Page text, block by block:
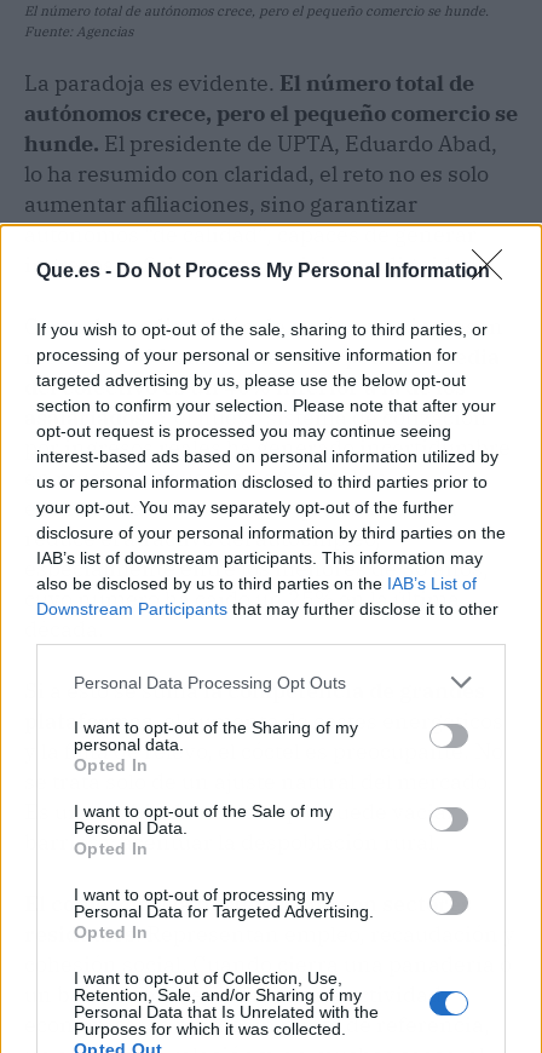
Que.es - Do Not Process My Personal Information
If you wish to opt-out of the sale, sharing to third parties, or
processing of your personal or sensitive information for
targeted advertising by us, please use the below opt-out
section to confirm your selection. Please note that after your
opt-out request is processed you may continue seeing
interest-based ads based on personal information utilized by
us or personal information disclosed to third parties prior to
your opt-out. You may separately opt-out of the further
disclosure of your personal information by third parties on the
IAB’s list of downstream participants. This information may
also be disclosed by us to third parties on the IAB’s List of
Downstream Participants that may further disclose it to other
Personal Data Processing Opt Outs
I want to opt-out of the Sharing of my
personal data.
Opted In
I want to opt-out of the Sale of my
Personal Data.
Opted In
I want to opt-out of processing my
Personal Data for Targeted Advertising.
Opted In
I want to opt-out of Collection, Use,
Retention, Sale, and/or Sharing of my
Personal Data that Is Unrelated with the
Purposes for which it was collected.
El número total de autónomos crece, pero el pequeño comercio se hunde.
Fuente: Agencias
La paradoja es evidente. El número total de
autónomos crece, pero el pequeño comercio se
hunde. El presidente de UPTA, Eduardo Abad,
lo ha resumido con claridad, el reto no es solo
aumentar afiliaciones, sino garantizar
autónomos “de calidad”, capaces de generar
ingresos suficientes para vivir con dignidad.
Cerca de medio millón de autónomos ingresan
menos de 700 euros al mes. La pensión media
del colectivo es un 40% inferior a la de los
asalariados. Y el nuevo sistema de cotización
por ingresos reales ha generado incertidumbre
en muchos pequeños negocios. Los
economistas advierten de que esta brecha
reduce el atractivo del autoempleo,
especialmente entre los menores de 30 años,
cuyo número ha caído un 25% en la última
Si a esto se sumala competencia de grandes
plataformas, el aumento de costes energéticos
y la falta de relevo, el cóctel es preocupante. No
se trata solo de un ajuste natural del mercado.
Es un cambio de modelo que puede vaciar
barrios y acentuar la despoblación rural.
El comercio y la hostelería no son sectores
residuales. Representan empleo, recaudación y
un bar, no solo desaparece una actividad
económica: se pierde un punto de referencia,